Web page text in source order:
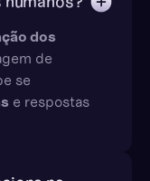
dos
de
se
e respostas